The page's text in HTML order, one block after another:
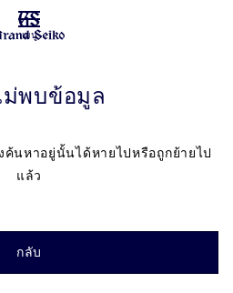
เมนู
ม่พบข้อมูล
นหาอยู่นั้นได้หายไปหรือถูกย้ายไป
แล้ว
กลับ